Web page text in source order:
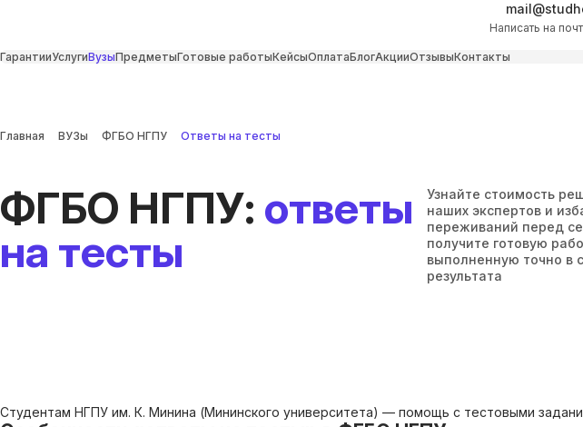
Написать на
ГарантииУслугиВузыПредметыГотовые работыКейсыОплатаБлогАкцииОтзывыКонтакты
Главная ВУЗы ФГБО НГПУ Ответы на тесты
ФГБО НГПУ: ответы
на тесты
Узнайте стоимость
наших экспертов и
переживаний перед
получите готовую
выполненную точно в
результата
Студентам НГПУ им. К. Минина (Мининского университета) — помощь с тестовыми